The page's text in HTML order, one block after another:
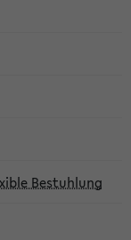
Bestuhlung